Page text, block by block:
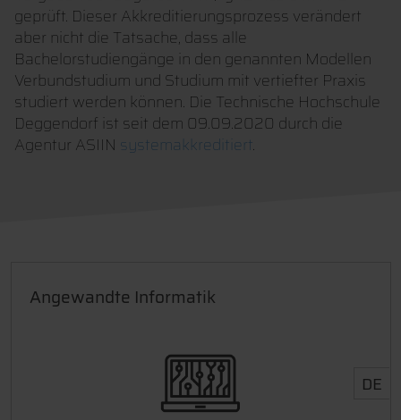
geprüft. Dieser Akkreditierungsprozess verändert
aber nicht die Tatsache, dass alle
Bachelorstudiengänge in den genannten Modellen
Verbundstudium und Studium mit vertiefter Praxis
studiert werden können. Die Technische Hochschule
Deggendorf ist seit dem 09.09.2020 durch die
Agentur ASIIN systemakkreditiert.
Angewandte Informatik
DE